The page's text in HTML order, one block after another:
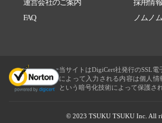
運営会社のご案内
採用情報
FAQ
ノムノム
当サイトはDigiCert社発行のSSL
によって入力される内容は個人
という暗号化技術によって保護さ
© 2023 TSUKU TSUKU Inc. All